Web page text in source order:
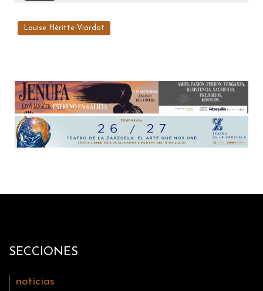
Louise Héritte-Viardot
SECCIONES
noticias